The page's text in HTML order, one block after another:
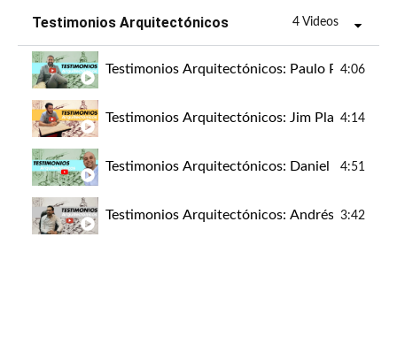
Testimonios Arquitectónicos 4 Videos
Testimonios Arquitectónicos: Paulo 4:06
Testimonios Arquitectónicos: Jim Plata4:14
Testimonios Arquitectónicos: Daniel Torres
4:51
Testimonios Arquitectónicos: Andrés Peralta |
3:42